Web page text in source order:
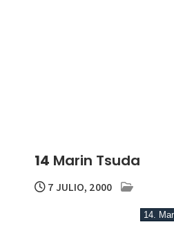
14 Marin Tsuda
7 JULIO, 2000